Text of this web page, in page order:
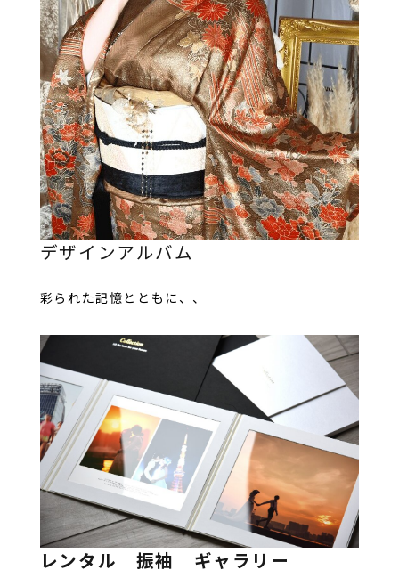
デザインアルバム
彩られた記憶とともに、、
レンタル 振袖 ギャラリー